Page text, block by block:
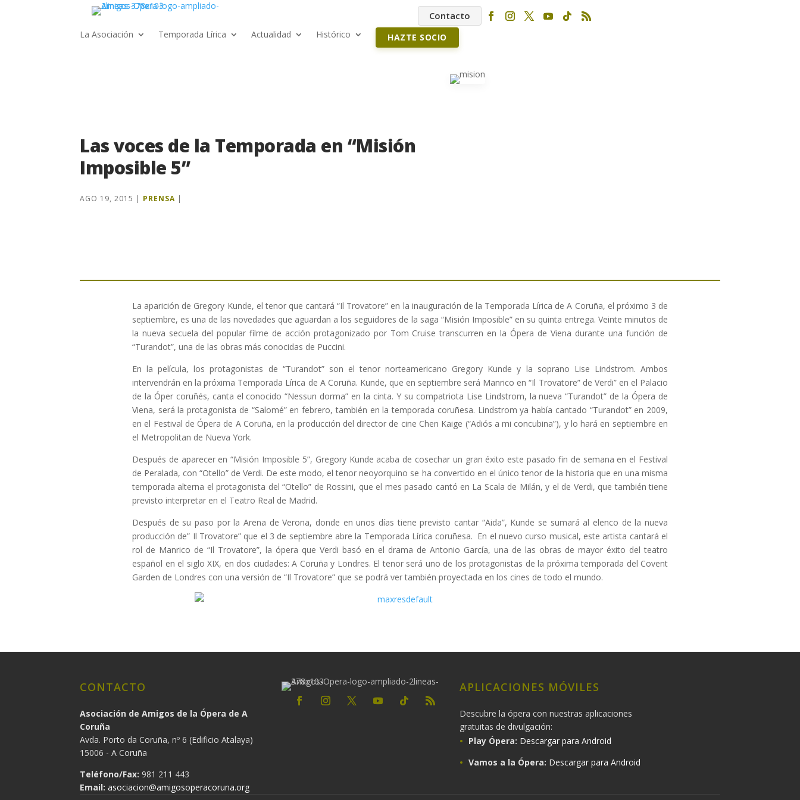
Contacto
La Asociación Temporada Lírica Actualidad Histórico HAZTE SOCIO
Las voces de la Temporada en “Misión
Imposible 5”
AGO 19, 2015 | PRENSA |
La aparición de Gregory Kunde, el tenor que cantará “Il Trovatore” en la inauguración de la Temporada Lírica de A Coruña, el próximo 3 de
septiembre, es una de las novedades que aguardan a los seguidores de la saga “Misión Imposible” en su quinta entrega. Veinte minutos de
la nueva secuela del popular filme de acción protagonizado por Tom Cruise transcurren en la Ópera de Viena durante una función de
“Turandot”, una de las obras más conocidas de Puccini.
En la película, los protagonistas de “Turandot” son el tenor norteamericano Gregory Kunde y la soprano Lise Lindstrom. Ambos
intervendrán en la próxima Temporada Lírica de A Coruña. Kunde, que en septiembre será Manrico en “Il Trovatore” de Verdi” en el Palacio
de la Óper coruñés, canta el conocido “Nessun dorma” en la cinta. Y su compatriota Lise Lindstrom, la nueva “Turandot” de la Ópera de
Viena, será la protagonista de “Salomé” en febrero, también en la temporada coruñesa. Lindstrom ya había cantado “Turandot” en 2009,
en el Festival de Ópera de A Coruña, en la producción del director de cine Chen Kaige (“Adiós a mi concubina”), y lo hará en septiembre en
el Metropolitan de Nueva York.
Después de aparecer en “Misión Imposible 5”, Gregory Kunde acaba de cosechar un gran éxito este pasado fin de semana en el Festival
de Peralada, con “Otello” de Verdi. De este modo, el tenor neoyorquino se ha convertido en el único tenor de la historia que en una misma
temporada alterna el protagonista del “Otello” de Rossini, que el mes pasado cantó en La Scala de Milán, y el de Verdi, que también tiene
previsto interpretar en el Teatro Real de Madrid.
Después de su paso por la Arena de Verona, donde en unos días tiene previsto cantar “Aida”, Kunde se sumará al elenco de la nueva
producción de” Il Trovatore” que el 3 de septiembre abre la Temporada Lírica coruñesa. En el nuevo curso musical, este artista cantará el
rol de Manrico de “Il Trovatore”, la ópera que Verdi basó en el drama de Antonio García, una de las obras de mayor éxito del teatro
español en el siglo XIX, en dos ciudades: A Coruña y Londres. El tenor será uno de los protagonistas de la próxima temporada del Covent
Garden de Londres con una versión de “Il Trovatore” que se podrá ver también proyectada en los cines de todo el mundo.
CONTACTO
Asociación de Amigos de la Ópera de A
Coruña
Avda. Porto da Coruña, nº 6 (Edificio Atalaya)
15006 - A Coruña
Teléfono/Fax: 981 211 443
Email: asociacion@amigosoperacoruna.org
APLICACIONES MÓVILES
Descubre la ópera con nuestras aplicaciones
gratuitas de divulgación:
Play Ópera: Descargar para Android
Vamos a la Ópera: Descargar para Android